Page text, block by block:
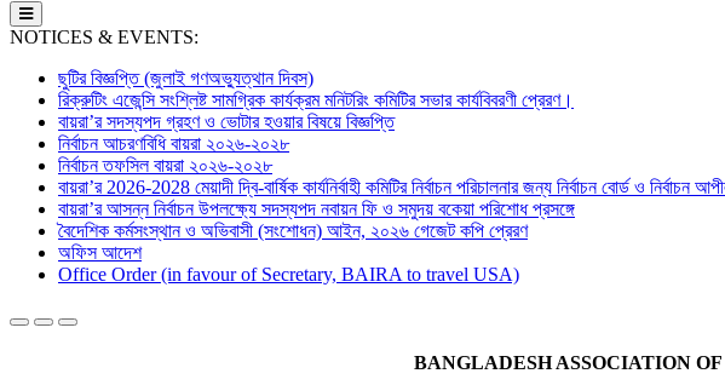
NOTICES & EVENTS:
ছুটির বিজ্ঞপ্তি (জুলাই গণঅভ্যুত্থান দিবস)
রিক্রুটিং এজেন্সি সংশ্লিষ্ট সামগ্রিক কার্যক্রম মনিটরিং কমিটির সভার কার্যবিবরণী প্রেরণ।
বায়রা’র সদস্যপদ গ্রহণ ও ভোটার হওয়ার বিষয়ে বিজ্ঞপ্তি
নির্বাচন আচরণবিধি বায়রা ২০২৬-২০২৮
নির্বাচন তফসিল বায়রা ২০২৬-২০২৮
বায়রা’র 2026-2028 মেয়াদী দ্বি-বার্ষিক কার্যনির্বাহী কমিটির নির্বাচন পরিচালনার জন্য নির্বাচন বোর্ড ও নির্বাচন
বায়রা’র আসন্ন নির্বাচন উপলক্ষ্যে সদস্যপদ নবায়ন ফি ও সমুদয় বকেয়া পরিশোধ প্রসঙ্গে
বৈদেশিক কর্মসংস্থান ও অভিবাসী (সংশোধন) আইন, ২০২৬ গেজেট কপি প্রেরণ
অফিস আদেশ
Office Order (in favour of Secretary, BAIRA to travel USA)
BANGLADESH ASSOCIATION